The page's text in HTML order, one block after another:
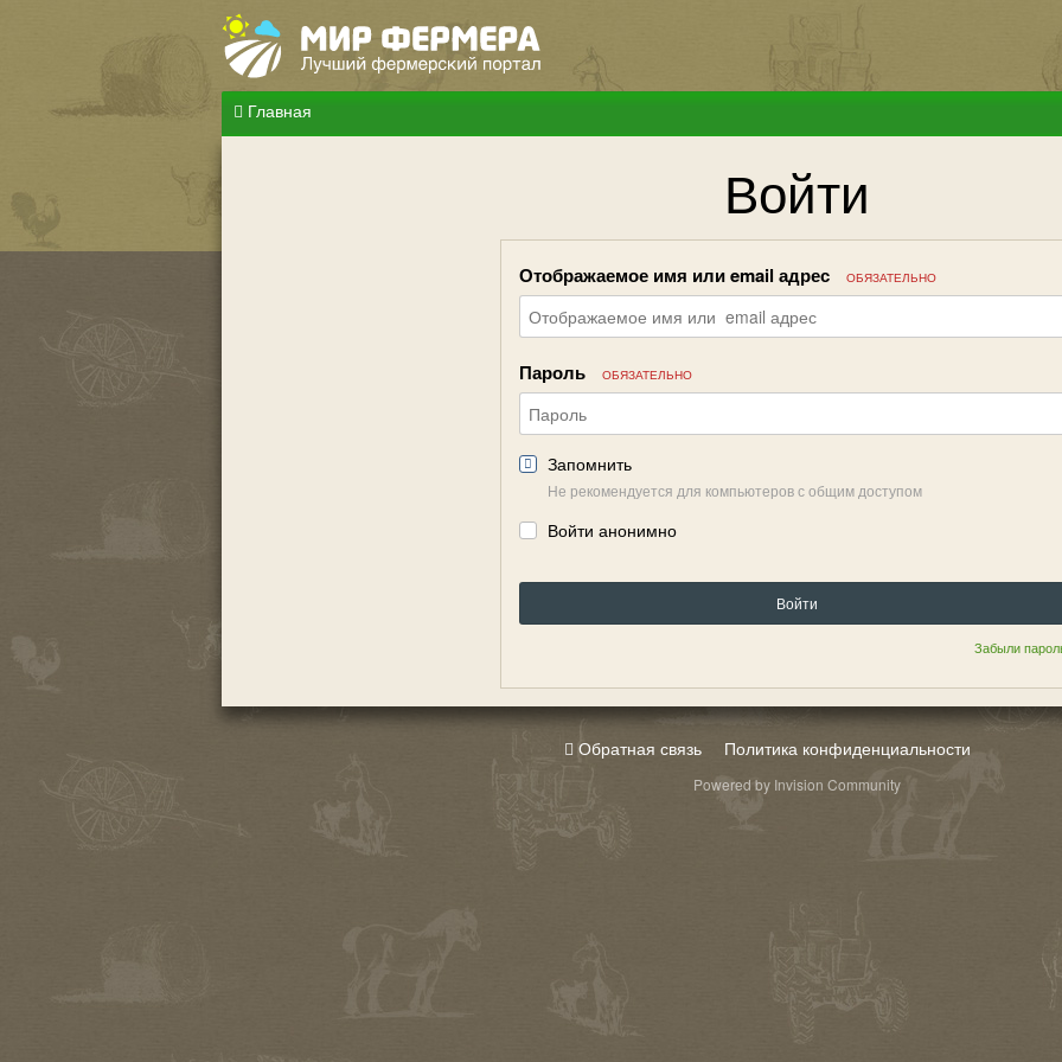
Главная
Войти
Отображаемое имя или email адрес ОБЯЗАТЕЛЬНО
Пароль ОБЯЗАТЕЛЬНО
Запомнить
Не рекомендуется для компьютеров с общим доступом
Войти анонимно
Войти
Забыли
Обратная связь Политика конфиденциальности
Powered by Invision Community